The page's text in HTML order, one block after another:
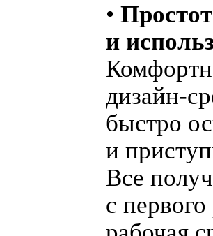
•
и
дизайн-
быстро
и
Все
с